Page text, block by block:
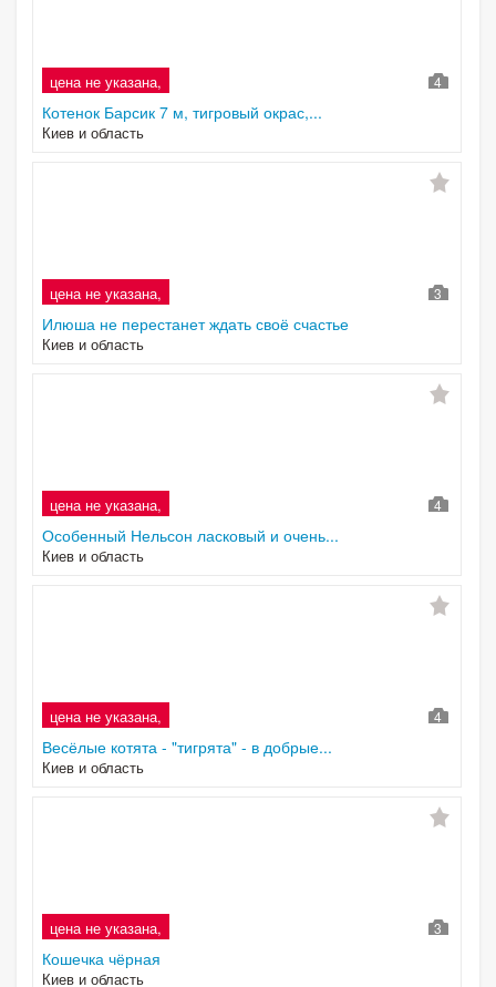
цена не указана, 4
Котенок Барсик 7 м, тигровый окрас,...
Киев и область
цена не указана, 3
Илюша не перестанет ждать своё счастье
Киев и область
цена не указана, 4
Особенный Нельсон ласковый и очень...
Киев и область
цена не указана, 4
Весёлые котята - "тигрята" - в добрые...
Киев и область
цена не указана, 3
Кошечка чёрная
Киев и область